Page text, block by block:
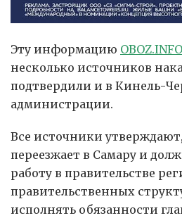
Эту информацию OBOZ.INFO
несколько источников
подтвердили и в Кинель-
администрации.
Все источники
переезжает в Самару и
работу в правительстве
правительственных
исполнять обязанности